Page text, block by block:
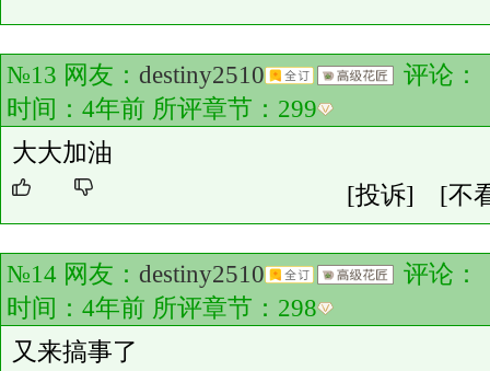
№13 网友： destiny2510 评论：
时间：4年前 所评章节： 299
大大加油
[投诉]
[不
№14 网友： destiny2510 评论：
时间：4年前 所评章节： 298
又来搞事了